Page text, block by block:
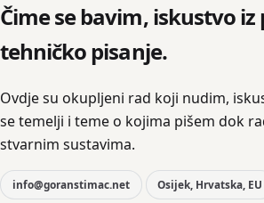
Čime se bavim, iskustvo iz
tehničko pisanje.
Ovdje su okupljeni rad koji nudim,
se temelji i teme o kojima pišem dok
stvarnim sustavima.
info@goranstimac.net Osijek, Hrvatska, EU